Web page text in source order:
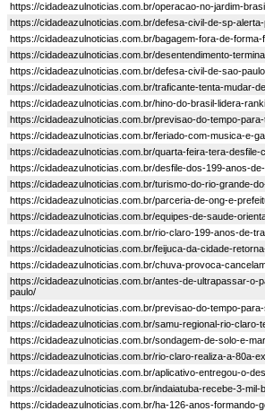
https://cidadeazulnoticias.com.br/operacao-no-jardim-
https://cidadeazulnoticias.com.br/defesa-civil-de-sp-
https://cidadeazulnoticias.com.br/bagagem-fora-de-
https://cidadeazulnoticias.com.br/desentendimento-
https://cidadeazulnoticias.com.br/defesa-civil-de-sao-
https://cidadeazulnoticias.com.br/traficante-tenta-mudar-
https://cidadeazulnoticias.com.br/hino-do-brasil-lidera-
https://cidadeazulnoticias.com.br/previsao-do-tempo-
https://cidadeazulnoticias.com.br/feriado-com-musica-e-
https://cidadeazulnoticias.com.br/quarta-feira-tera-
https://cidadeazulnoticias.com.br/desfile-dos-199-anos-
https://cidadeazulnoticias.com.br/turismo-do-rio-grande-
https://cidadeazulnoticias.com.br/parceria-de-ong-e-
https://cidadeazulnoticias.com.br/equipes-de-saude-
https://cidadeazulnoticias.com.br/rio-claro-199-anos-de-
https://cidadeazulnoticias.com.br/feijuca-da-cidade-
https://cidadeazulnoticias.com.br/chuva-provoca-
https://cidadeazulnoticias.com.br/antes-de-ultrapassar-
paulo/
https://cidadeazulnoticias.com.br/previsao-do-tempo-
https://cidadeazulnoticias.com.br/samu-regional-rio-
https://cidadeazulnoticias.com.br/sondagem-de-solo-e-
https://cidadeazulnoticias.com.br/rio-claro-realiza-a-80a-
https://cidadeazulnoticias.com.br/aplicativo-entregou-o-
https://cidadeazulnoticias.com.br/indaiatuba-recebe-3-
https://cidadeazulnoticias.com.br/ha-126-anos-